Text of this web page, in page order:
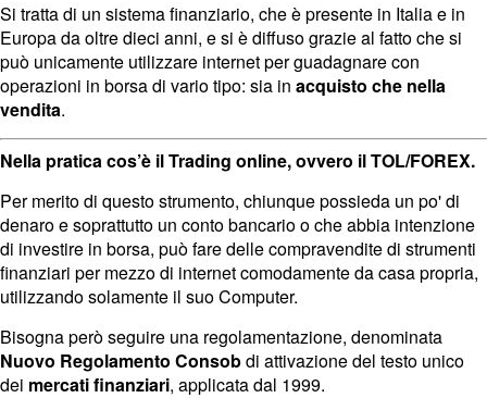
Si tratta di un sistema finanziario, che è presente in Italia e in
Europa da oltre dieci anni, e si è diffuso grazie al fatto che si
può unicamente utilizzare internet per guadagnare con
operazioni in borsa di vario tipo: sia in acquisto che nella
vendita.
Nella pratica cos’è il Trading online, ovvero il TOL/FOREX.
Per merito di questo strumento, chiunque possieda un po' di
denaro e soprattutto un conto bancario o che abbia intenzione
di investire in borsa, può fare delle compravendite di strumenti
finanziari per mezzo di internet comodamente da casa propria,
utilizzando solamente il suo Computer.
Bisogna però seguire una regolamentazione, denominata
Nuovo Regolamento Consobdi attivazione del testo unico
dei mercati finanziari, applicata dal 1999.